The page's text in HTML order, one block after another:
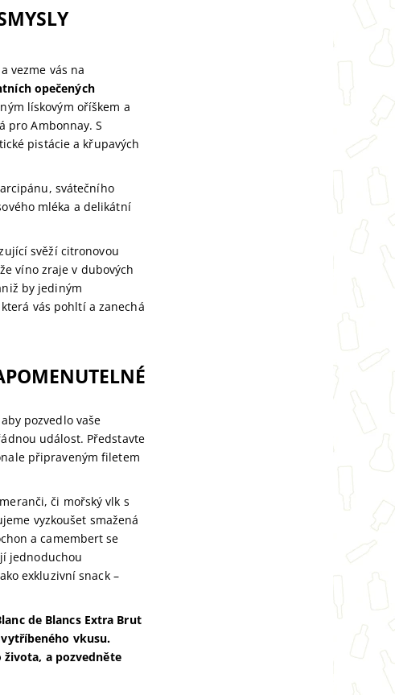
vezme vás na
opečených
lískovým oříškem a
pro Ambonnay. S
pistácie a křupavých
svátečního
mléka a delikátní
svěží citronovou
víno zraje v dubových
by jediným
vás pohltí a zanechá
pozvedlo vaše
událost. Představte
připraveným filetem
či mořský vlk s
vyzkoušet smažená
a camembert se
jednoduchou
exkluzivní snack –
de Blancs Extra Brut
vkusu.
a pozvedněte